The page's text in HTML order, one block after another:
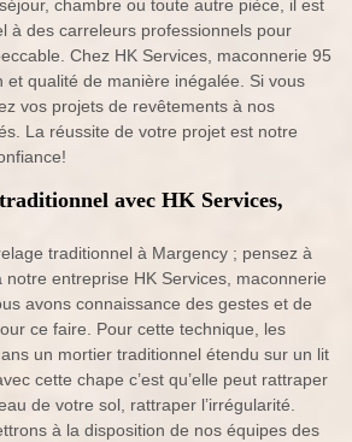
chambre ou toute autre pièce, il est
à des carreleurs professionnels pour
Chez HK Services, maconnerie 95
et qualité de manière inégalée. Si vous
vos projets de revêtements à nos
La réussite de votre projet est notre
avec HK Services,
traditionnel à Margency ; pensez à
entreprise HK Services, maconnerie
avons connaissance des gestes et de
ce faire. Pour cette technique, les
un mortier traditionnel étendu sur un lit
cette chape c’est qu’elle peut rattraper
de votre sol, rattraper l’irrégularité.
à la disposition de nos équipes des